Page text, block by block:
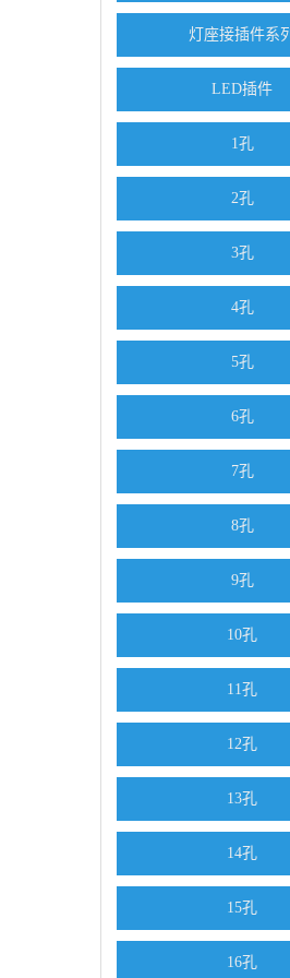
灯座接插件系列
LED插件
1孔
2孔
3孔
4孔
5孔
6孔
7孔
8孔
9孔
10孔
11孔
12孔
13孔
14孔
15孔
16孔